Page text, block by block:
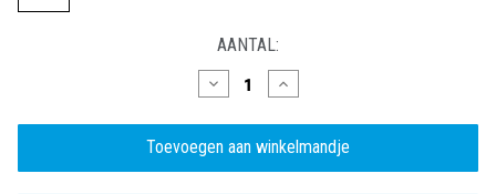
AANTAL:
Hoeveelheid
verlagen
XW
-
Hoeveelheid
verhogen
Goliath
XW
-